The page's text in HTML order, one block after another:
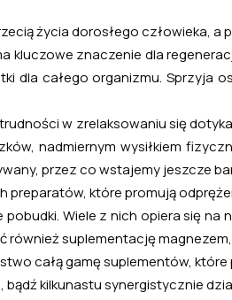
życia dorosłego człowieka,
kluczowe znaczenie dla
dla całego organizmu. Sprzyja
w zrelaksowaniu się
nadmiernym wysiłkiem
przez co wstajemy jeszcze
preparatów, które promują
Wiele z nich opiera się na
również suplementację
całą gamę suplementów,
bądź kilkunastu synergistycznie